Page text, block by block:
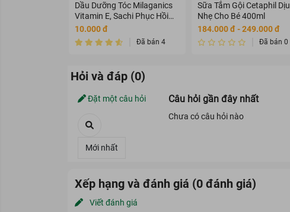
Dầu Dưỡng Tóc Milaganics
Vitamin E, Sachi Phục Hồi
Tóc 80ml
10.000 đ
Đã bán 4
Sữa Tắm Gội Cetaphil Dịu
Nhẹ Cho Bé 400ml
184.000 đ - 249.000 đ
Đã bán 0
Hỏi và đáp (0)
Đặt một câu hỏi Câu hỏi gần đây nhất
Chưa có câu hỏi nào
Xếp hạng và đánh giá (0 đánh giá)
Viết đánh giá